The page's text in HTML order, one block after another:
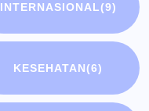
INTERNASIONAL(9)
KESEHATAN(6)